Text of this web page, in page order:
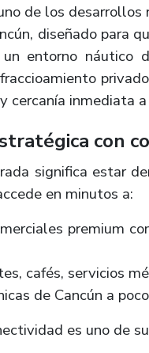
de los
diseñado para
entorno náutico
cercanía inmediata
con
significa estar
en minutos a:
premium
cafés, servicios
de Cancún a
es uno de